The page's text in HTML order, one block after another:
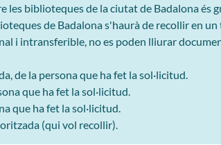
les biblioteques de la ciutat de Badalona és
de Badalona s'haurà de recollir en
i intransferible, no es poden lliurar
de la persona que ha fet la sol·licitud.
que ha fet la sol·licitud.
que ha fet la sol·licitud.
(qui vol recollir).